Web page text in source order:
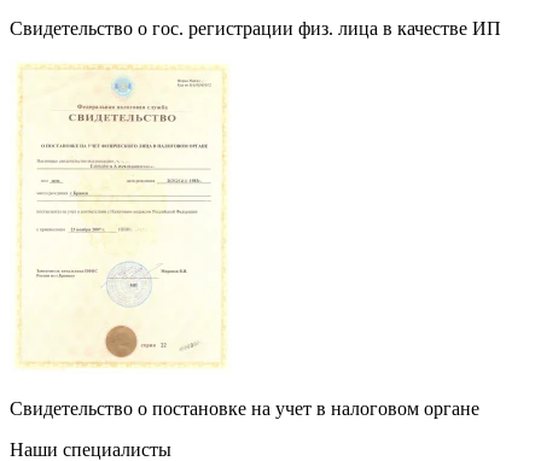
Свидетельство о гос. регистрации физ. лица в качестве ИП
Свидетельство о постановке на учет в налоговом органе
Наши специалисты